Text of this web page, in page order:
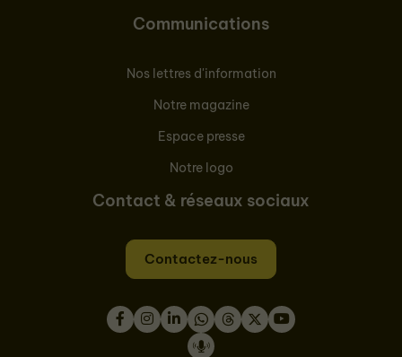
Communications
Nos lettres d'information
Notre magazine
Espace presse
Notre logo
Contact & réseaux sociaux
Contactez-nous
Instagram
LinkedInWhatsApp